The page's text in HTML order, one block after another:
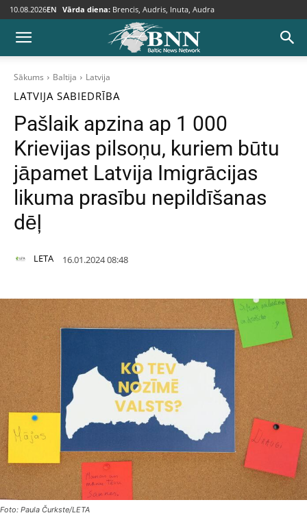
10.08.2026EN Vārda diena: Brencis, Audris, Inuta, Audra
Sākums Baltija Latvija
LATVIJA SABIEDRĪBA
Pašlaik apzina ap 1 000
Krievijas pilsoņu, kuriem būtu
jāpamet Latvija Imigrācijas
likuma prasību nepildīšanas
dēļ
LETA 16.01.2024 08:48
Foto: Paula Čurkste/LETA